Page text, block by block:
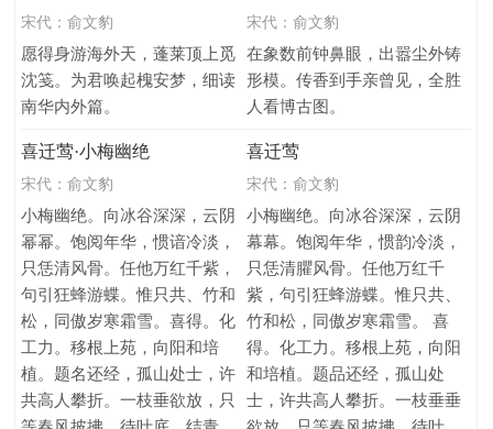
宋代：俞文豹
愿得身游海外天，蓬莱顶上觅
沈笺。为君唤起槐安梦，细读
南华内外篇。
宋代： 俞文豹
在象数前钟鼻眼，出嚣尘外铸
形模。传香到手亲曾见，全胜
人看博古图。
喜迁莺·小梅幽绝
宋代：俞文豹
小梅幽绝。向冰谷深深，云阴
幂幂。饱阅年华，惯谙冷淡，
只恁清风骨。任他万红千紫，
句引狂蜂游蝶。惟只共、竹和
松，同傲岁寒霜雪。喜得。化
工力。移根上苑，向阳和培
植。题名还经，孤山处士，许
共高人攀折。一枝垂欲放，只
喜迁莺
宋代： 俞文豹
小梅幽绝。向冰谷深深，云阴
幕幕。饱阅年华，惯韵冷淡，
只恁清臞风骨。任他万红千
紫，句引狂蜂游蝶。惟只共、
竹和松，同傲岁寒霜雪。 喜
得。化工力。移根上苑，向阳
和培植。题品还经，孤山处
士，许共高人攀折。一枝垂垂